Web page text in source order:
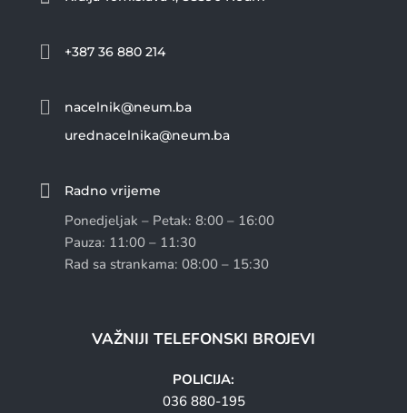
 +387 36 880 214

nacelnik@neum.ba
urednacelnika@neum.ba
 Radno vrijeme
Ponedjeljak – Petak: 8:00 – 16:00
Pauza: 11:00 – 11:30
Rad sa strankama: 08:00 – 15:30
VAŽNIJI TELEFONSKI BROJEVI
POLICIJA:
036 880-195